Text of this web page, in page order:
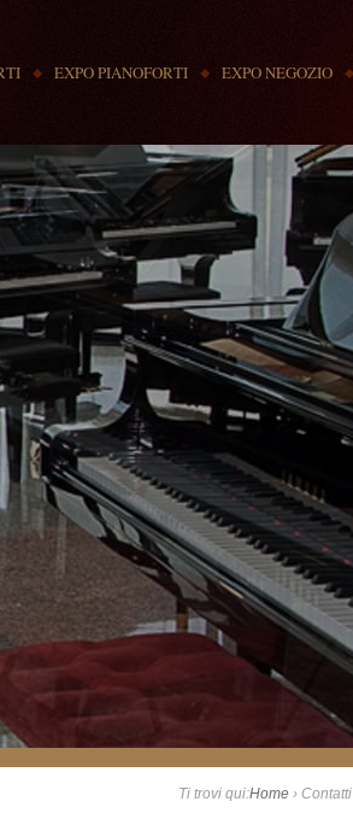
EXPO PIANOFORTI EXPO NEGOZIO
Ti trovi qui:Home › Contatti